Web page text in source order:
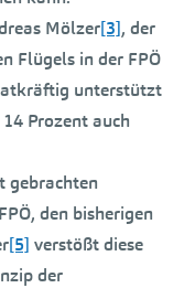
Mölzer[3], der
Flügels in der FPÖ
unterstützt
Prozent auch
gebrachten
den bisherigen
[5] verstößt diese
der